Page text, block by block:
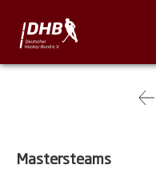
Mastersteams